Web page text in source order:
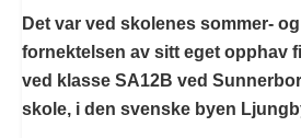
Det var ved skolenes sommer-
fornektelsen av sitt eget opphav
ved klasse SA12B ved
skole, i den svenske byen